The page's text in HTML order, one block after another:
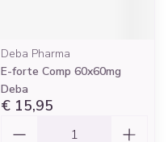
Deba Pharma
E-forte Comp 60x60mg
Deba
€ 15,95